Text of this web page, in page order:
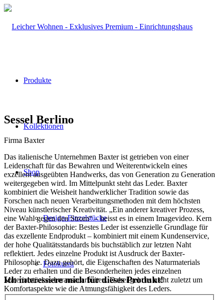
Produkte
Kollektionen
Shop
Design-Einzelstücke
Fotokunst
Sessel Berlino
Firma Baxter
Das italienische Unternehmen Baxter ist getrieben von einer
Leidenschaft für das Bewahren und Weiterentwickeln eines
exzellent ausgeübten Handwerks, das von Generation zu Generation
weitergegeben wird. Im Mittelpunkt steht das Leder. Baxter
kombiniert die Weisheit handwerklicher Tradition sowie das
Forschen nach neuen Verarbeitungsmethoden mit dem höchsten
Niveau künstlerischer Kreativität. „Ein anderer kreativer Prozess,
eine Wahl gegen den Strom“ – heisst es in einem Imagevideo. Kern
der Baxter-Philosophie: Bestes Leder ist essenzielle Grundlage für
das exzellente Endprodukt – kombiniert mit einem Kundenservice,
der hohe Qualitätsstandards bis buchstäblich zur letzten Naht
reflektiert. Jedes einzelne Produkt ist Ausdruck der Baxter-
Philosophie. Dazu gehört, die Eigenschaften des Naturmaterials
Leder zu erhalten und die Besonderheiten jedes einzelnen
Materialstückes herauszuarbeiten. Dabei geht es nicht zuletzt um
Komfortaspekte wie die Atmungsfähigkeit des Leders.
Ich interessiere mich für dieses Produkt!